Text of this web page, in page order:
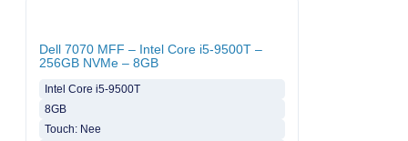
Dell 7070 MFF – Intel Core i5-9500T –
256GB NVMe – 8GB
Intel Core i5-9500T
8GB
Touch: Nee